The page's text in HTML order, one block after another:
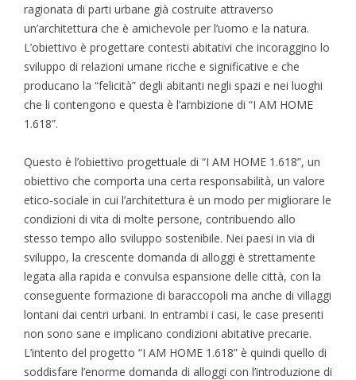
ragionata di parti urbane già costruite attraverso
un’architettura che è amichevole per l’uomo e la natura.
L’obiettivo è progettare contesti abitativi che incoraggino lo
sviluppo di relazioni umane ricche e significative e che
producano la “felicità” degli abitanti negli spazi e nei luoghi
che li contengono e questa è l’ambizione di “I AM HOME
1.618”.
Questo è l’obiettivo progettuale di “I AM HOME 1.618”, un
obiettivo che comporta una certa responsabilità, un valore
etico-sociale in cui l’architettura è un modo per migliorare le
condizioni di vita di molte persone, contribuendo allo
stesso tempo allo sviluppo sostenibile. Nei paesi in via di
sviluppo, la crescente domanda di alloggi è strettamente
legata alla rapida e convulsa espansione delle città, con la
conseguente formazione di baraccopoli ma anche di villaggi
lontani dai centri urbani. In entrambi i casi, le case presenti
non sono sane e implicano condizioni abitative precarie.
L’intento del progetto “I AM HOME 1.618” è quindi quello di
soddisfare l’enorme domanda di alloggi con l’introduzione di